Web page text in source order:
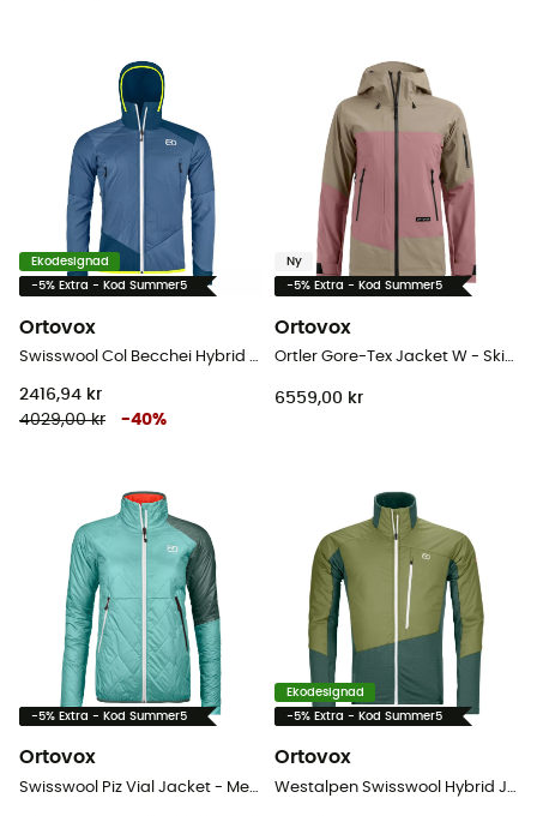
Ekodesignad
-5% Extra - Kod Summer5
Ortovox
Swisswool Col Becchei Hybrid Jacket - Softshelljacka - Herr
2416,94 kr
4029,00 kr
-40%
Ny
-5% Extra - Kod Summer5
Ortovox
Ortler Gore-Tex Jacket W - Skidjacka - Dam
6559,00 kr
-5% Extra - Kod Summer5
Ortovox
Swisswool Piz Vial Jacket - Merinojacka - Dam
Ekodesignad
-5% Extra - Kod Summer5
Ortovox
Westalpen Swisswool Hybrid Jacket - Hybridjackor - Herr